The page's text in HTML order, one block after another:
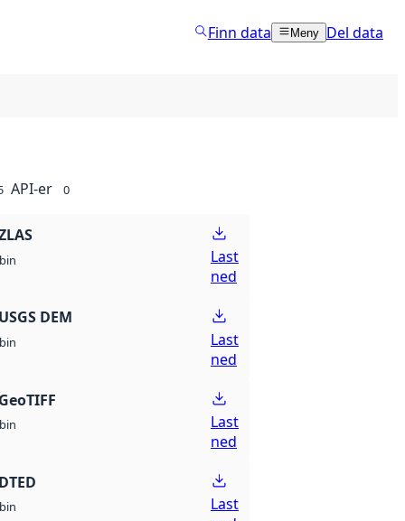
Finn data Meny Del data
API-er 0
bin
Last
ned
DEM
bin
Last
ned
bin
Last
ned
bin
Last